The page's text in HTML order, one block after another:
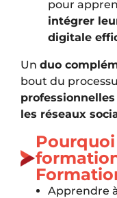
pour
intégrer
digitale
Un duo
bout du
les réseaux
Apprendre